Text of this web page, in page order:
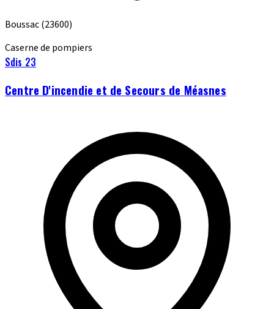
Boussac(23600)
Caserne de pompiers
Sdis 23
Centre D'incendie et de Secours de Méasnes